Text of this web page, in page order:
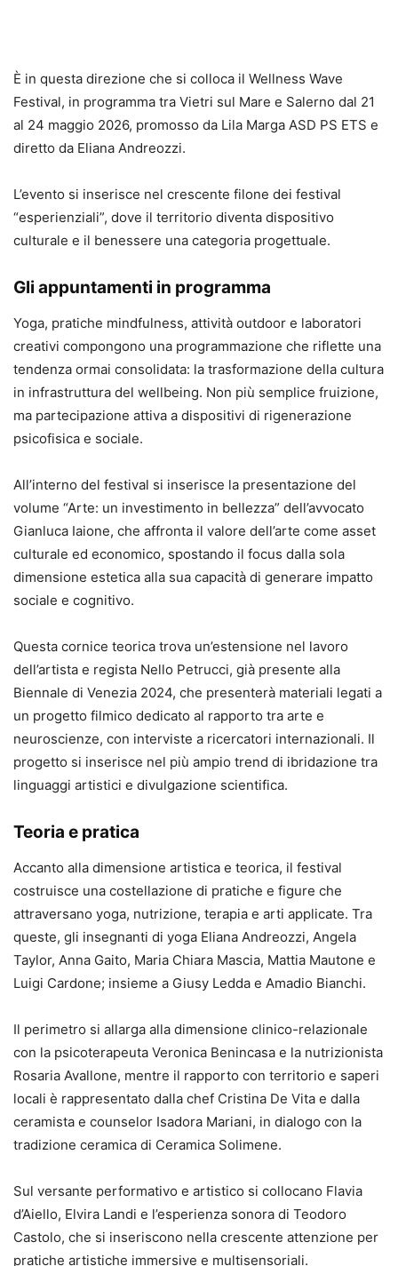
È in questa direzione che si colloca il Wellness Wave
Festival, in programma tra Vietri sul Mare e Salerno dal 21
al 24 maggio 2026, promosso da Lila Marga ASD PS ETS e
diretto da Eliana Andreozzi.
L’evento si inserisce nel crescente filone dei festival
“esperienziali”, dove il territorio diventa dispositivo
culturale e il benessere una categoria progettuale.
Gli appuntamenti in programma
Yoga, pratiche mindfulness, attività outdoor e laboratori
creativi compongono una programmazione che riflette una
tendenza ormai consolidata: la trasformazione della cultura
in infrastruttura del wellbeing. Non più semplice fruizione,
ma partecipazione attiva a dispositivi di rigenerazione
psicofisica e sociale.
All’interno del festival si inserisce la presentazione del
volume “Arte: un investimento in bellezza” dell’avvocato
Gianluca Iaione, che affronta il valore dell’arte come asset
culturale ed economico, spostando il focus dalla sola
dimensione estetica alla sua capacità di generare impatto
sociale e cognitivo.
Questa cornice teorica trova un’estensione nel lavoro
dell’artista e regista Nello Petrucci, già presente alla
Biennale di Venezia 2024, che presenterà materiali legati a
un progetto filmico dedicato al rapporto tra arte e
neuroscienze, con interviste a ricercatori internazionali. Il
progetto si inserisce nel più ampio trend di ibridazione tra
linguaggi artistici e divulgazione scientifica.
Teoria e pratica
Accanto alla dimensione artistica e teorica, il festival
costruisce una costellazione di pratiche e figure che
attraversano yoga, nutrizione, terapia e arti applicate. Tra
queste, gli insegnanti di yoga Eliana Andreozzi, Angela
Taylor, Anna Gaito, Maria Chiara Mascia, Mattia Mautone e
Luigi Cardone; insieme a Giusy Ledda e Amadio Bianchi.
Il perimetro si allarga alla dimensione clinico-relazionale
con la psicoterapeuta Veronica Benincasa e la nutrizionista
Rosaria Avallone, mentre il rapporto con territorio e saperi
locali è rappresentato dalla chef Cristina De Vita e dalla
ceramista e counselor Isadora Mariani, in dialogo con la
tradizione ceramica di Ceramica Solimene.
Sul versante performativo e artistico si collocano Flavia
d’Aiello, Elvira Landi e l’esperienza sonora di Teodoro
Castolo, che si inseriscono nella crescente attenzione per
pratiche artistiche immersive e multisensoriali.